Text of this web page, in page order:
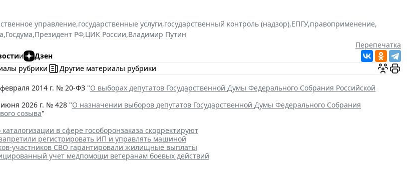
управление,государственные услуги,государственный контроль (надзор),ЕПГУ,правоприменение,
,Госдума,Президент РФ,ЦИК России,Владимир Путин
Перепечатка
и
Дзен
рубрики
Другие материалы рубрики
2014 г. № 20-ФЗ "О выборах депутатов Государственной Думы Федерального Собрания Российской
2026 г. № 428 "О назначении выборов депутатов Государственной Думы Федерального Собрания
созыва"
в сфере гособоронзаказа скорректируют
регистрировать ИП и управлять машиной
участников СВО гарантировали жилищные выплаты
учет медпомощи ветеранам боевых действий